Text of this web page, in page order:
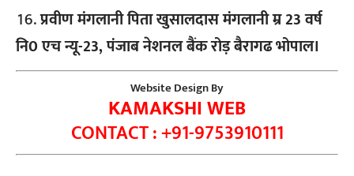
प्रवीण मंगलानी पिता खुसालदास मंगलानी म्र 23 वर्ष
नि0 एच न्यू-23, पंजाब नेशनल बैंक रोड़ बैरागढ भोपाल।
Website Design By
KAMAKSHI WEB
CONTACT : +91-9753910111